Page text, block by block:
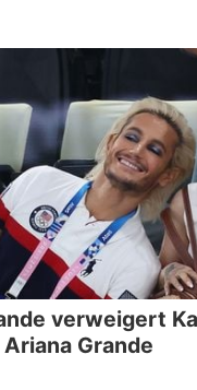
verweigert
Grande